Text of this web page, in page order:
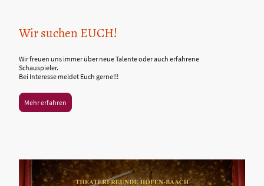
Wir suchen EUCH!
Wir freuen uns immer über neue Talente oder auch erfahrene
Schauspieler.
Bei Interesse meldet Euch gerne!!!
Mehr erfahren